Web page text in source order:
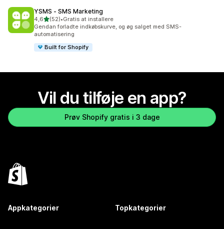
YSMS ‑ SMS Marketing
4,6ud af 5 stjerner
(52)
52 anmeldelser i alt
•Gratis at installere
Gendan forladte indkøbskurve, og øg salget med SMS-
automatisering
Built for Shopify
Vil du tilføje en app?
Prøv Shopify gratis i 3 dage
Appkategorier Topkategorier